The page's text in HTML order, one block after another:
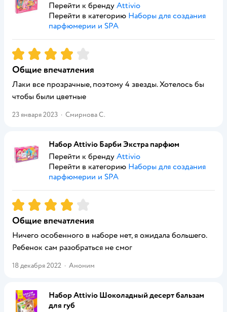
Перейти к бренду Attivio
Перейти в категорию Наборы для создания
парфюмерии и SPA
Рейтинг:4
Общие впечатления
Лаки все прозрачные, поэтому 4 звезды. Хотелось бы
чтобы были цветные
23 января 2023 · Смирнова С.
Набор Attivio Барби Экстра парфюм
Перейти к бренду Attivio
Перейти в категорию Наборы для создания
парфюмерии и SPA
Рейтинг:4
Общие впечатления
Ничего особенного в наборе нет, я ожидала большего.
Ребенок сам разобраться не смог
18 декабря 2022 · Аноним
Набор Attivio Шоколадный десерт бальзам
для губ